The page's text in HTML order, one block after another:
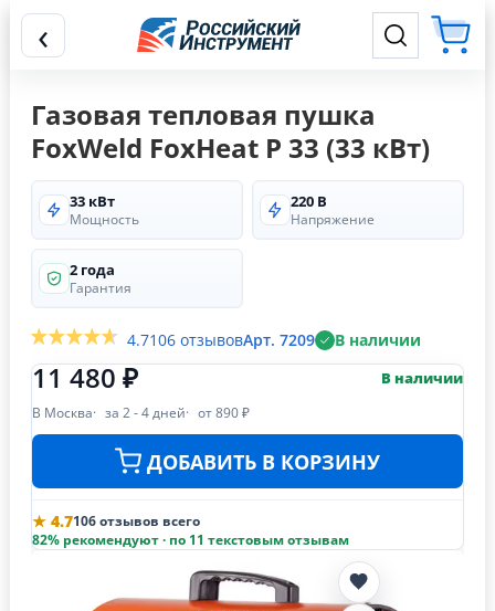
‹
Газовая тепловая пушка
FoxWeld FoxHeat P 33 (33 кВт)
33 кВт
Мощность
220 В
Напряжение
2 года
Гарантия
4.7106 отзывовАрт. 7209 В наличии
11 480 ₽ В наличии
В Москва за 2 - 4 дней от 890 ₽
ДОБАВИТЬ В КОРЗИНУ
★ 4.7106 отзывов всего
82% рекомендуют · по 11 текстовым отзывам